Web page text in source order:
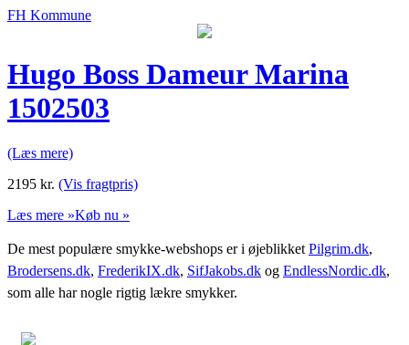
FH Kommune
Hugo Boss Dameur Marina
1502503
(Læs mere)
2195 kr. (Vis fragtpris)
Læs mere »Køb nu »
De mest populære smykke-webshops er i øjeblikket Pilgrim.dk,
Brodersens.dk, FrederikIX.dk, SifJakobs.dk og EndlessNordic.dk,
som alle har nogle rigtig lækre smykker.